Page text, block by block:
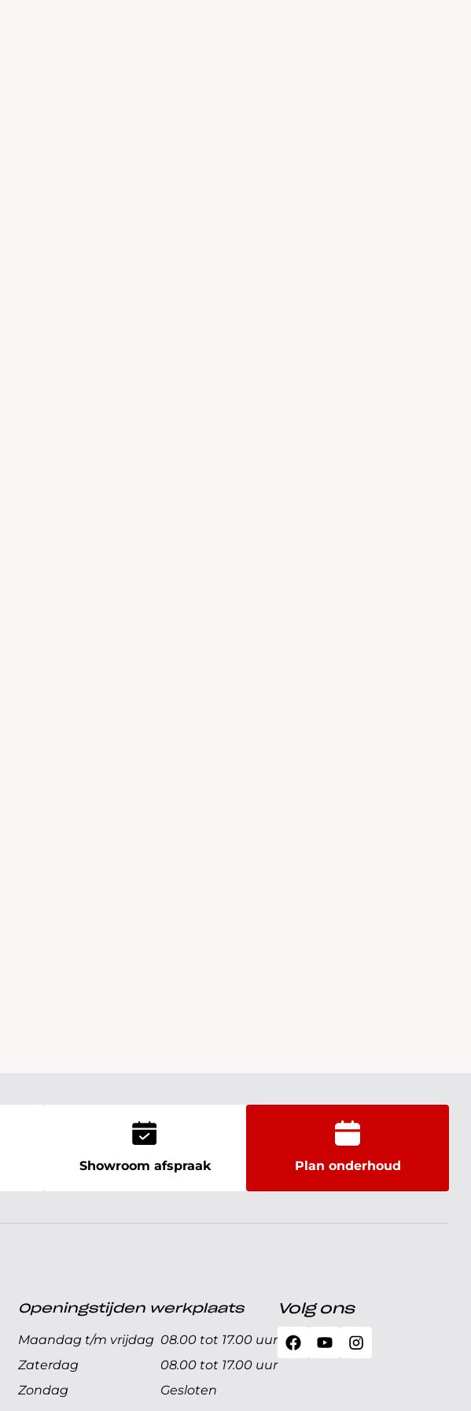
Showroom afspraak Plan onderhoud
Openingstijden werkplaats
Maandag t/m vrijdag 08.00 tot 17.00 uur
Zaterdag
08.00 tot 17.00 uur
Zondag
Gesloten
Volg ons